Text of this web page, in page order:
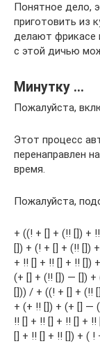
Понятное дело,
приготовить из
делают фрикасе
с этой дичью
Минутку …
Пожалуйста,
Этот процесс
перенаправлен
время.
Пожалуйста,
+ ((! + [] + (!! []) +
[]) + (! + [] + (!! [])
+ !! [] + !! [] + !! [])
(+ [] + (!! []) — []) +
[])) / + ((! + [] + (!!
+ (+ !! []) + (+ [] —
!! [] + !! [] + !! [] +
[] + !! [] + !! []) + ( !